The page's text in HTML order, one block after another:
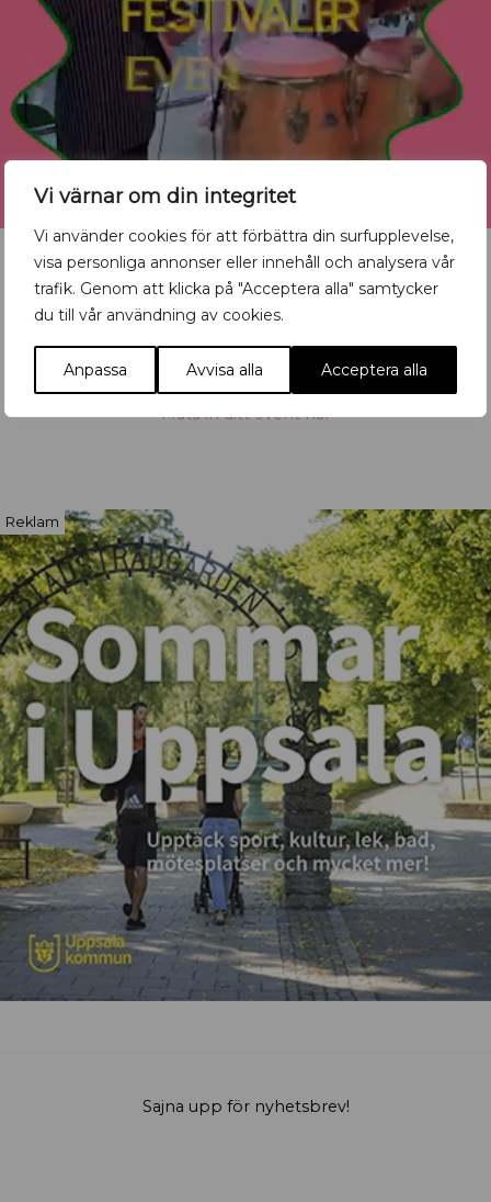
Vi värnar om din integritet
Vi använder cookies för att förbättra din surfupplevelse,
visa personliga annonser eller innehåll och analysera vår
trafik. Genom att klicka på "Acceptera alla" samtycker
du till vår användning av cookies.
Anpassa Avvisa alla Acceptera alla
evenemang?
Mata in ditt event här
Reklam
Sajna upp för nyhetsbrev!